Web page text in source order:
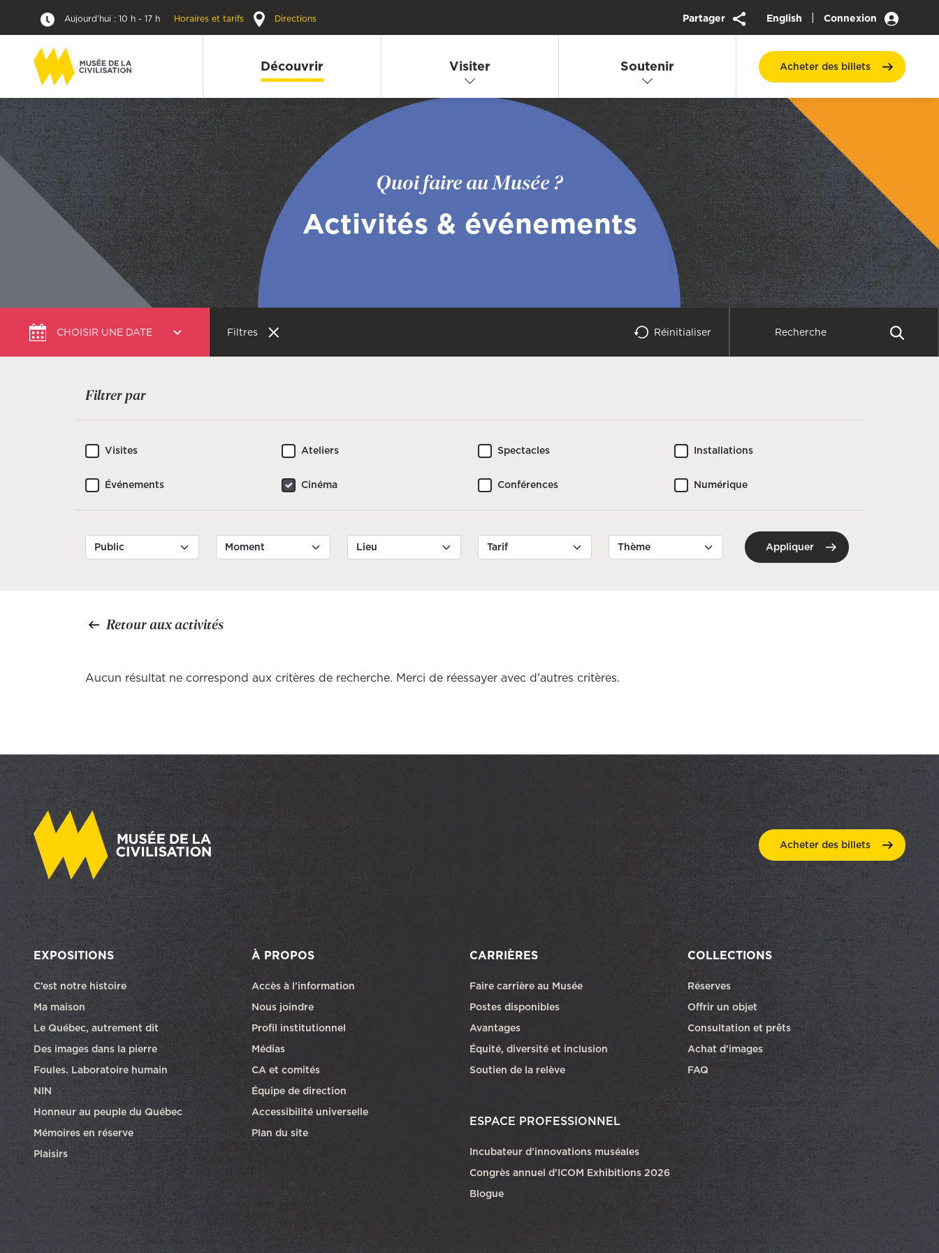
Aujourd’hui : 10 h - 17 h Horaires et tarifs Directions Partager English | Connexion
Découvrir Visiter Soutenir Acheter desbillets
Quoi faire au Musée ?
Activités & événements
CHOISIR UNE DATE
une
date
Filtres Réinitialiser
Filtrer par
Visites Ateliers Spectacles Installations
Événements Cinéma Conférences Numérique
Retour aux activités
Aucun résultat ne correspond aux critères de recherche. Merci de réessayer avec d'autres critères.
Acheter des billets
EXPOSITIONS
C’est notre histoire
Ma maison
Le Québec, autrement dit
Des images dans la pierre
Foules. Laboratoire humain
NIN
Honneur au peuple du Québec
Mémoires en réserve
Plaisirs
À PROPOS
Accès à l’information
Nous joindre
Profil institutionnel
Médias
CA et comités
Équipe de direction
Accessibilité universelle
Plan du site
CARRIÈRES
Faire carrière au Musée
Postes disponiblesCe lien ouvrira dans une autre fenêtre
Avantages
Équité, diversité et inclusion
Soutien de la relève
ESPACE PROFESSIONNEL
Incubateur d’innovations muséales
Congrès annuel d’ICOM Exhibitions 2026
Blogue
COLLECTIONS
Réserves
Offrir un objet
Consultation et prêts
Achat d’images
FAQ